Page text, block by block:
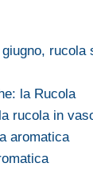
rucola
la Rucola
rucola in
aromatica